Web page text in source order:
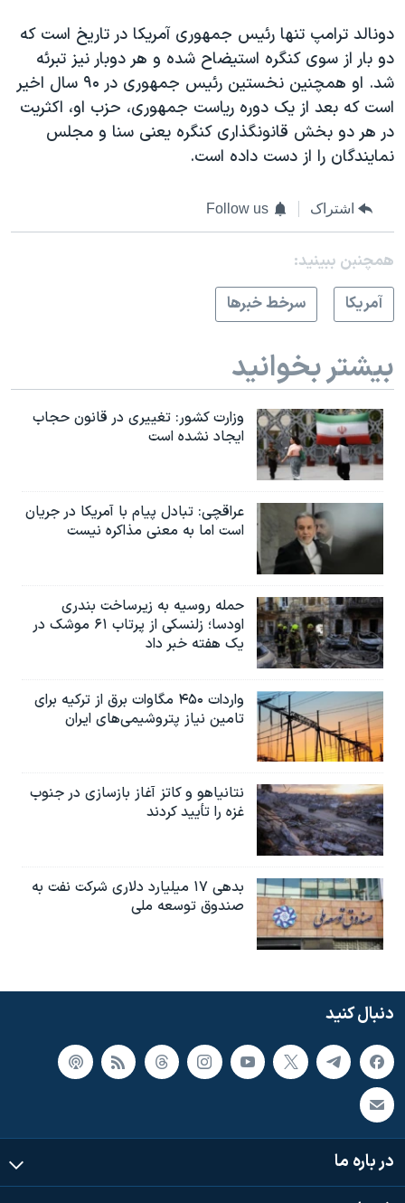
دونالد ترامپ تنها رئيس جمهوری آمریکا در تاریخ است که
دو بار از سوی کنگره استیضاح شده و هر دوبار نیز تبرئه
شد. او همچنین نخستین رئیس جمهوری در ۹۰ سال اخیر
است که بعد از یک دوره ریاست جمهوری، حزب او، اکثریت
در هر دو بخش قانونگذاری کنگره یعنی سنا و مجلس
نمایندگان را از دست داده است.
اشتراک Follow us
همچنبن ببینید:
آمريکا
سرخط خبرها
بیشتر بخوانید
وزارت کشور: تغییری در قانون حجاب
ایجاد نشده است
عراقچی: تبادل پیام با آمریکا در جریان
است اما به معنی مذاکره نیست
حمله روسیه به زیرساخت بندری
اودسا؛ زلنسکی از پرتاب ۶۱ موشک در
یک هفته خبر داد
واردات ۴۵۰ مگاوات برق از ترکیه برای
تامین نیاز پتروشیمی‌های ایران
نتانیاهو و کاتز آغاز بازسازی در جنوب
غزه را تأیید کردند
بدهی ۱۷ میلیارد دلاری شرکت نفت به
صندوق توسعه ملی
دنبال کنید
در باره ما